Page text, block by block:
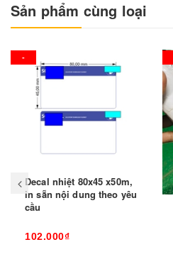
Sản phẩm cùng loại
-
Decal nhiệt 80x45 x50m,
in sẵn nội dung theo yêu
cầu
102.000₫